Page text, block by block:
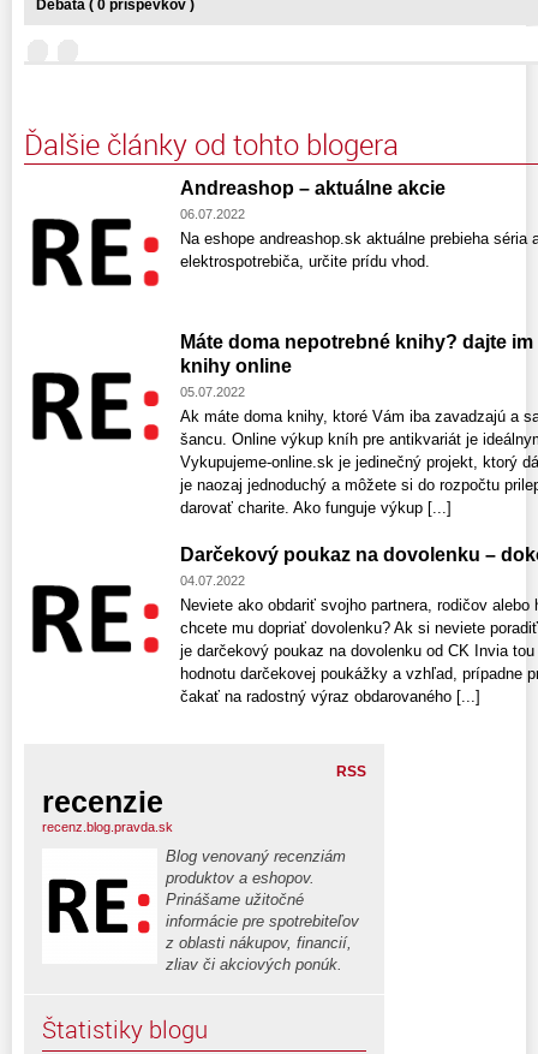
Debata ( 0 príspevkov )
Ďalšie články od tohto blogera
Andreashop – aktuálne akcie
06.07.2022
Na eshope andreashop.sk aktuálne prebieha
elektrospotrebiča, určite prídu vhod.
Máte doma nepotrebné knihy? dajte
knihy online
05.07.2022
Ak máte doma knihy, ktoré Vám iba zavadzajú a
šancu. Online výkup kníh pre antikvariát je
Vykupujeme-online.sk je jedinečný projekt, ktorý
je naozaj jednoduchý a môžete si do rozpočtu
darovať charite. Ako funguje výkup [...]
Darčekový poukaz na dovolenku –
04.07.2022
Neviete ako obdariť svojho partnera, rodičov
chcete mu dopriať dovolenku? Ak si neviete
je darčekový poukaz na dovolenku od CK Invia
hodnotu darčekovej poukážky a vzhľad, prípadne
čakať na radostný výraz obdarovaného [...]
RSS
recenzie
recenz.blog.pravda.sk
Blog venovaný recenziám
produktov a eshopov.
Prinášame užitočné
informácie pre spotrebiteľov
z oblasti nákupov, financií,
zliav či akciových ponúk.
Štatistiky blogu